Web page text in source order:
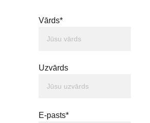
Vārds*
Uzvārds
E-pasts*